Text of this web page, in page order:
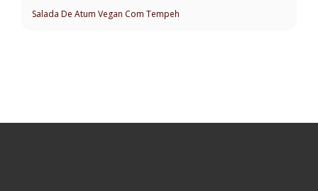
Salada De Atum Vegan Com Tempeh